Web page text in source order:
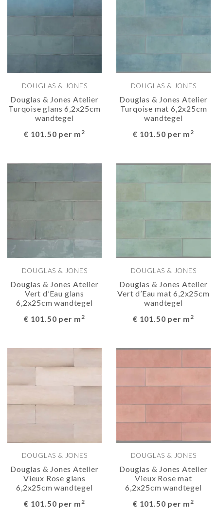
DOUGLAS & JONES
Douglas & Jones Atelier
Turqoise glans 6,2x25cm
wandtegel
€ 101.50 per m2
DOUGLAS & JONES
Douglas & Jones Atelier
Turqoise mat 6,2x25cm
wandtegel
€ 101.50 per m2
DOUGLAS & JONES
Douglas & Jones Atelier
Vert d’Eau glans
6,2x25cm wandtegel
€ 101.50 per m2
DOUGLAS & JONES
Douglas & Jones Atelier
Vert d’Eau mat 6,2x25cm
wandtegel
€ 101.50 per m2
DOUGLAS & JONES
Douglas & Jones Atelier
Vieux Rose glans
6,2x25cm wandtegel
€ 101.50 per m2
DOUGLAS & JONES
Douglas & Jones Atelier
Vieux Rose mat
6,2x25cm wandtegel
€ 101.50 per m2